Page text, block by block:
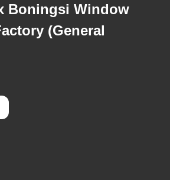
Boningsi Window
(General